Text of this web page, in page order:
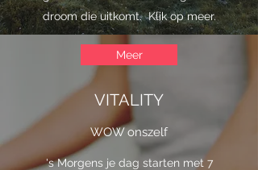
droom die uitkomt. Klik op meer.
VITALITY
WOW onszelf
's Morgens je dag starten met 7
Meer